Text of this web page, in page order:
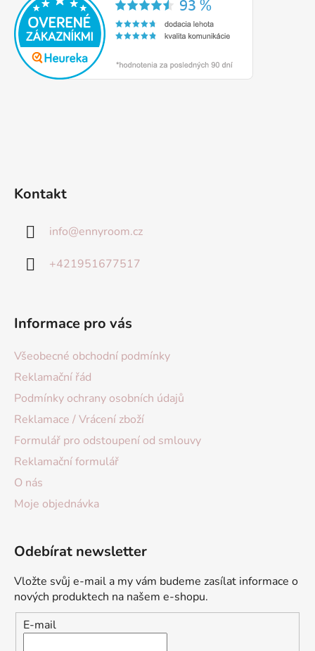
Kontakt
info@ennyroom.cz
+421951677517
Informace pro vás
Všeobecné obchodní podmínky
Reklamační řád
Podmínky ochrany osobních údajů
Reklamace / Vrácení zboží
Formulář pro odstoupení od smlouvy
Reklamační formulář
O nás
Moje objednávka
Odebírat newsletter
Vložte svůj e-mail a my vám budeme zasílat informace o
nových produktech na našem e-shopu.
E-mail